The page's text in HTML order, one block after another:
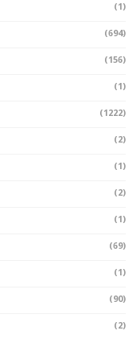
(1)
(694)
(156)
(1)
(1222)
(2)
(1)
(2)
(1)
(69)
(1)
(90)
(2)